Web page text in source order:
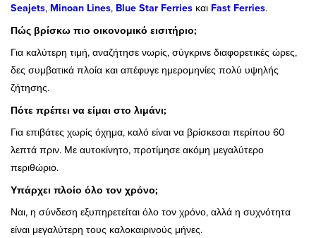
Seajets, Minoan Lines, Blue Star Ferries και Fast Ferries.
Πώς βρίσκω πιο οικονομικό εισιτήριο;
Για καλύτερη τιμή, αναζήτησε νωρίς, σύγκρινε διαφορετικές ώρες,
δες συμβατικά πλοία και απέφυγε ημερομηνίες πολύ υψηλής
ζήτησης.
Πότε πρέπει να είμαι στο λιμάνι;
Για επιβάτες χωρίς όχημα, καλό είναι να βρίσκεσαι περίπου 60
λεπτά πριν. Με αυτοκίνητο, προτίμησε ακόμη μεγαλύτερο
περιθώριο.
Υπάρχει πλοίο όλο τον χρόνο;
Ναι, η σύνδεση εξυπηρετείται όλο τον χρόνο, αλλά η συχνότητα
είναι μεγαλύτερη τους καλοκαιρινούς μήνες.